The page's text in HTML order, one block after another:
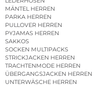
MÄNTEL HERREN
PARKA HERREN
PULLOVER HERREN
PYJAMAS HERREN
SAKKOS
SOCKEN MULTIPACKS
STRICKJACKEN HERREN
TRACHTENMODE HERREN
ÜBERGANGSJACKEN HERREN
UNTERWÄSCHE HERREN